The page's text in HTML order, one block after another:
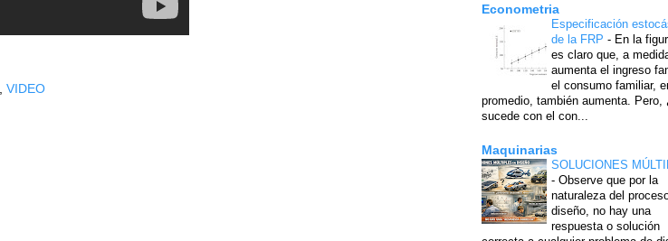
VIDEO
Econometria
Especificación
de la FRP - En la
es claro que, a
aumenta el ingreso
el consumo familiar,
promedio, también aumenta. Pero,
sucede con el con...
Maquinarias
SOLUCIONES
- Observe que por la
naturaleza del
diseño, no hay una
respuesta o solución